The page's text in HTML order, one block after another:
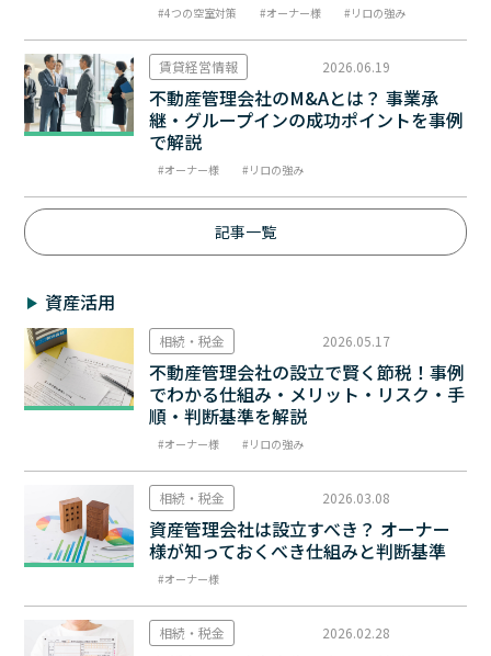
4つの空室対策 オーナー様 リロの強み
賃貸経営情報 2026.06.19
不動産管理会社のM&Aとは？ 事業承
継・グループインの成功ポイントを事例
で解説
オーナー様 リロの強み
記事一覧
資産活用
相続・税金 2026.05.17
不動産管理会社の設立で賢く節税！事例
でわかる仕組み・メリット・リスク・手
順・判断基準を解説
オーナー様 リロの強み
相続・税金 2026.03.08
資産管理会社は設立すべき？ オーナー
様が知っておくべき仕組みと判断基準
オーナー様
相続・税金 2026.02.28